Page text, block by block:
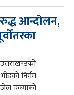
आन्दोलन,
निर्मम
चक्माको